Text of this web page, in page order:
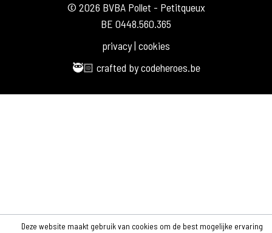
© 2026 BVBA Pollet - Petitqueux
BE 0448.560.365
privacy| cookies
🥷🏻 crafted bycodeheroes.be
Deze website maakt gebruik van cookies om de best mogelijke ervaring